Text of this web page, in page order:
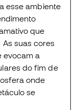
esse ambiente
que
suas cores
evocam a
do fim de
onde
se